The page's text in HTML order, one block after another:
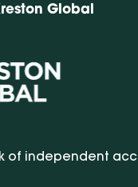
Global
of independent